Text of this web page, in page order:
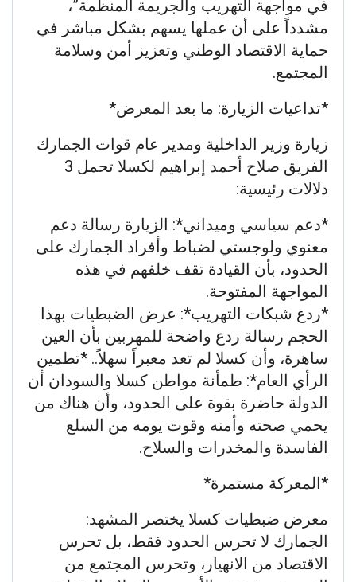
في مواجهة التهريب والجريمة المنظمة”،
مشدداً على أن عملها يسهم بشكل مباشر في
حماية الاقتصاد الوطني وتعزيز أمن وسلامة
المجتمع.
*تداعيات الزيارة: ما بعد المعرض*
زيارة وزير الداخلية ومدير عام قوات الجمارك
الفريق صلاح أحمد إبراهيم لكسلا تحمل 3
دلالات رئيسية:
*دعم سياسي وميداني*: الزيارة رسالة دعم
معنوي ولوجستي لضباط وأفراد الجمارك على
الحدود، بأن القيادة تقف خلفهم في هذه
المواجهة المفتوحة.
*ردع شبكات التهريب*: عرض الضبطيات بهذا
الحجم رسالة ردع واضحة للمهربين بأن العين
ساهرة، وأن كسلا لم تعد معبراً سهلاً.. *تطمين
الرأي العام*: طمأنة مواطن كسلا والسودان أن
الدولة حاضرة بقوة على الحدود، وأن هناك من
يحمي صحته وأمنه وقوت يومه من السلع
الفاسدة والمخدرات والسلاح.
*المعركة مستمرة*
معرض ضبطيات كسلا يختصر المشهد:
الجمارك لا تحرس الحدود فقط، بل تحرس
الاقتصاد من الانهيار، وتحرس المجتمع من